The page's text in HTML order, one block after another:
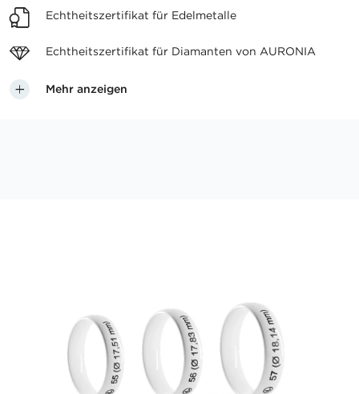
Echtheitszertifikat für Edelmetalle
Echtheitszertifikat für Diamanten von AURONIA
Mehr anzeigen